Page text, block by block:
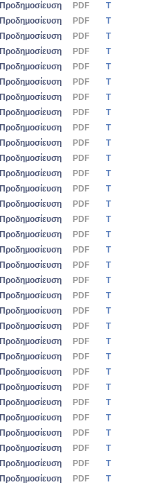
Προδημοσίευση PDF
Τ
Προδημοσίευση PDF
Τ
Προδημοσίευση PDF
Τ
Προδημοσίευση PDF
Τ
Προδημοσίευση PDF
Τ
Προδημοσίευση PDF
Τ
Προδημοσίευση PDF
Τ
Προδημοσίευση PDF
Τ
Προδημοσίευση PDF
Τ
Προδημοσίευση PDF
Τ
Προδημοσίευση PDF
Τ
Προδημοσίευση PDF
Τ
Προδημοσίευση PDF
Τ
Προδημοσίευση PDF
Τ
Προδημοσίευση PDF
Τ
Προδημοσίευση PDF
Τ
Προδημοσίευση PDF
Τ
Προδημοσίευση PDF
Τ
Προδημοσίευση PDF
Τ
Προδημοσίευση PDF
Τ
Προδημοσίευση PDF
Τ
Προδημοσίευση PDF
Τ
Προδημοσίευση PDF
Τ
Προδημοσίευση PDF
Τ
Προδημοσίευση PDF
Τ
Προδημοσίευση PDF
Τ
Προδημοσίευση PDF
Τ
Προδημοσίευση PDF
Τ
Προδημοσίευση PDF
Τ
Προδημοσίευση PDF
Τ
Προδημοσίευση PDF
Τ
Προδημοσίευση PDF
Τ